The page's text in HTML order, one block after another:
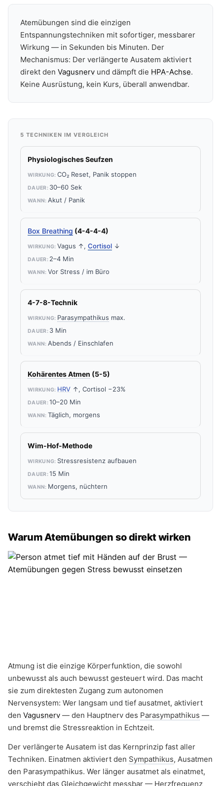
Atemübungen sind die einzigen
Entspannungstechniken mit sofortiger, messbarer
Wirkung — in Sekunden bis Minuten. Der
Mechanismus: Der verlängerte Ausatem aktiviert
direkt den Vagusnerv und dämpft die HPA-Achse.
Keine Ausrüstung, kein Kurs, überall anwendbar.
5 TECHNIKEN IM VERGLEICH
Physiologisches Seufzen
CO₂ Reset, Panik stoppen
30–60 Sek
Akut / Panik
Box Breathing (4-4-4-4)
Vagus ↑, Cortisol↓
2–4 Min
Vor Stress / im Büro
4-7-8-Technik
Parasympathikus max.
3 Min
Abends / Einschlafen
Kohärentes Atmen (5-5)
HRV↑, Cortisol −23%
10–20 Min
Täglich, morgens
Wim-Hof-Methode
Stressresistenz aufbauen
15 Min
Morgens, nüchtern
Warum Atemübungen so direkt wirken
Atmung ist die einzige Körperfunktion, die sowohl
unbewusst als auch bewusst gesteuert wird. Das macht
sie zum direktesten Zugang zum autonomen
Nervensystem: Wer langsam und tief ausatmet, aktiviert
den Vagusnerv — den Hauptnerv des Parasympathikus —
und bremst die Stressreaktion in Echtzeit.
Der verlängerte Ausatem ist das Kernprinzip fast aller
Techniken. Einatmen aktiviert den Sympathikus, Ausatmen
den Parasympathikus. Wer länger ausatmet als einatmet,
verschiebt das Gleichgewicht messbar — Herzfrequenz